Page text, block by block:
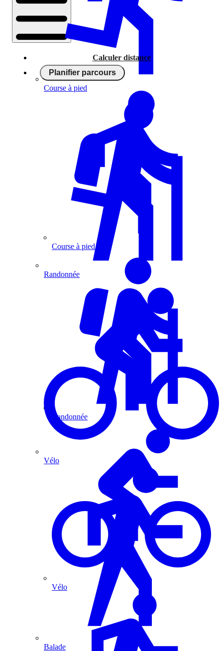
Calculer distance
Planifier parcours
Course à pied
Randonnée
Vélo
Course à pied
Randonnée
Vélo
Balade